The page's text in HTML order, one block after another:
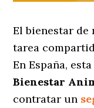
El bienestar de
tarea
En España,
Bienestar
contratar un